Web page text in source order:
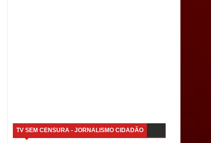
TV SEM CENSURA - JORNALISMO CIDADÃO